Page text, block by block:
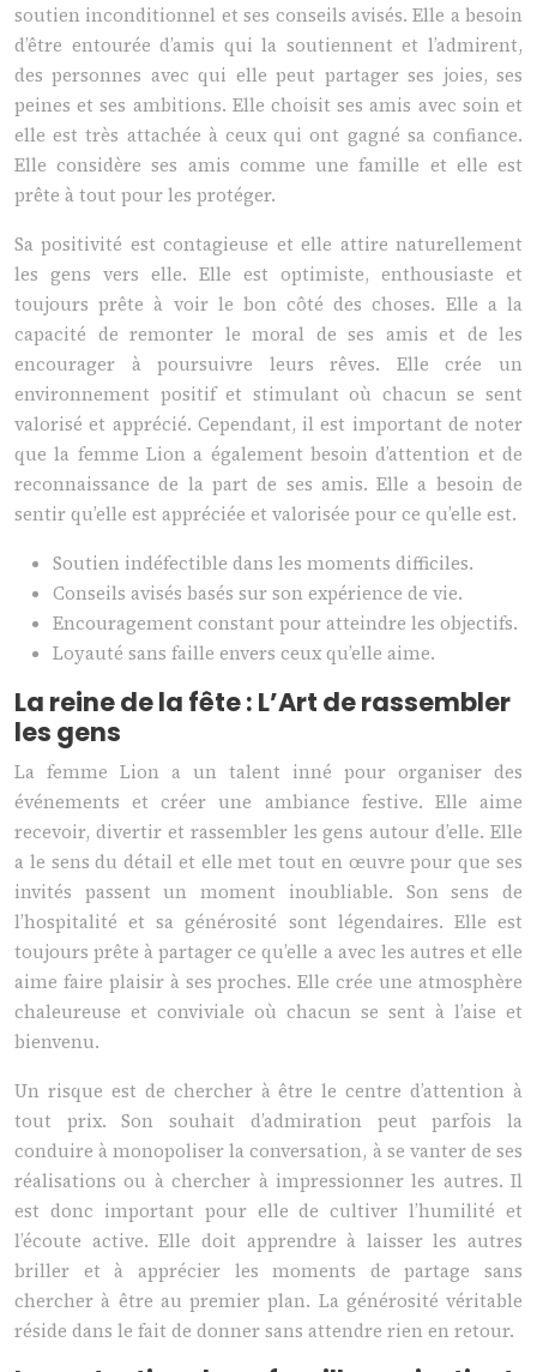
soutien inconditionnel et ses conseils avisés. Elle a besoin
d’être entourée d’amis qui la soutiennent et l’admirent,
des personnes avec qui elle peut partager ses joies, ses
peines et ses ambitions. Elle choisit ses amis avec soin et
elle est très attachée à ceux qui ont gagné sa confiance.
Elle considère ses amis comme une famille et elle est
prête à tout pour les protéger.
Sa positivité est contagieuse et elle attire naturellement
les gens vers elle. Elle est optimiste, enthousiaste et
toujours prête à voir le bon côté des choses. Elle a la
capacité de remonter le moral de ses amis et de les
encourager à poursuivre leurs rêves. Elle crée un
environnement positif et stimulant où chacun se sent
valorisé et apprécié. Cependant, il est important de noter
que la femme Lion a également besoin d’attention et de
reconnaissance de la part de ses amis. Elle a besoin de
sentir qu’elle est appréciée et valorisée pour ce qu’elle est.
Soutien indéfectible dans les moments difficiles.
Conseils avisés basés sur son expérience de vie.
Encouragement constant pour atteindre les objectifs.
Loyauté sans faille envers ceux qu’elle aime.
La reine de la fête : L’Art de rassembler
les gens
La femme Lion a un talent inné pour organiser des
événements et créer une ambiance festive. Elle aime
recevoir, divertir et rassembler les gens autour d’elle. Elle
a le sens du détail et elle met tout en œuvre pour que ses
invités passent un moment inoubliable. Son sens de
l’hospitalité et sa générosité sont légendaires. Elle est
toujours prête à partager ce qu’elle a avec les autres et elle
aime faire plaisir à ses proches. Elle crée une atmosphère
chaleureuse et conviviale où chacun se sent à l’aise et
bienvenu.
Un risque est de chercher à être le centre d’attention à
tout prix. Son souhait d’admiration peut parfois la
conduire à monopoliser la conversation, à se vanter de ses
réalisations ou à chercher à impressionner les autres. Il
est donc important pour elle de cultiver l’humilité et
l’écoute active. Elle doit apprendre à laisser les autres
briller et à apprécier les moments de partage sans
chercher à être au premier plan. La générosité véritable
réside dans le fait de donner sans attendre rien en retour.